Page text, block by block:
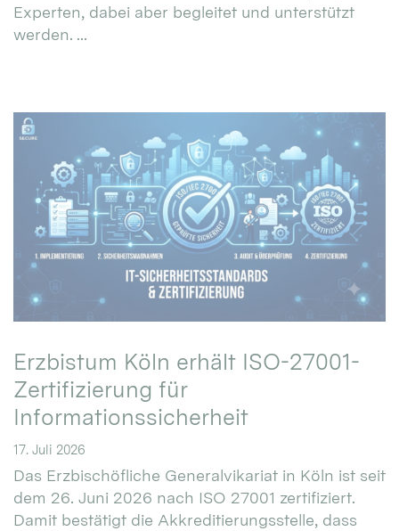
Experten, dabei aber begleitet und unterstützt
werden. ...
Erzbistum Köln erhält ISO-27001-
Zertifizierung für
Informationssicherheit
17. Juli 2026
Das Erzbischöfliche Generalvikariat in Köln ist seit
dem 26. Juni 2026 nach ISO 27001 zertifiziert.
Damit bestätigt die Akkreditierungsstelle, dass